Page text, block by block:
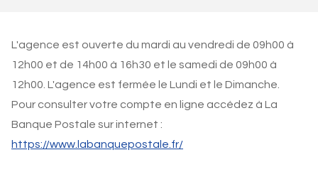
L'agence est ouverte du mardi au vendredi de 09h00 à
12h00 et de 14h00 à 16h30 et le samedi de 09h00 à
12h00. L'agence est fermée le Lundi et le Dimanche.
Pour consulter votre compte en ligne accédez à La
Banque Postale sur internet :
https://www.labanquepostale.fr/